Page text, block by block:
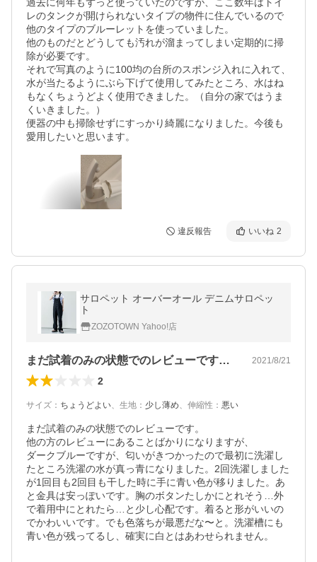
レのタンクが開けられないタイプの物件に住んでいるので
他のタイプのブルーレットを使っていました。
他のものだとどうしても汚れが溜まってしまい定期的に掃
除が必要です。
それで写真のように100均の台所のスポンジ入れに入れて、
水が当たるようにぶら下げて使用してみたところ、水はね
もなくちょうどよく使用できました。（自分の家ではうま
くいきました。）
便器の中も掃除せずにすっかり綺麗になりました。今後も
愛用したいと思います。
違反報告 いいね 2
サロペット オーバーオール デニムサロペッ
ト
ZOZOTOWN Yahoo!店
まだ試着のみの状態でのレビューです。他… 2021/8/21
2
サイズ ： ちょうどよい、 生地 ： 少し薄め、 伸縮性 ： 悪い
まだ試着のみの状態でのレビューです。
他の方のレビューにあることばかりになりますが、
ダークブルーですが、匂いがきつかったので最初に洗濯し
たところ洗濯の水が真っ青になりました。2回洗濯しました
が1回目も2回目も干した時に手に青い色が移りました。あ
と金具は安っぽいです。胸のボタンたしかにとれそう…外
で着用中にとれたら…と少し心配です。着ると形がいいの
でかわいいです。でも色落ちが最悪だな〜と。洗濯槽にも
青い色が残ってるし、確実に白とはあわせられません。